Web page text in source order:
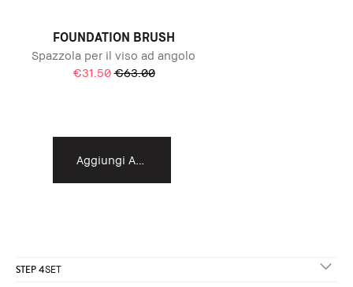
FOUNDATION BRUSH
Spazzola per il viso ad angolo
€31.50 €63.00
STEP 4SET